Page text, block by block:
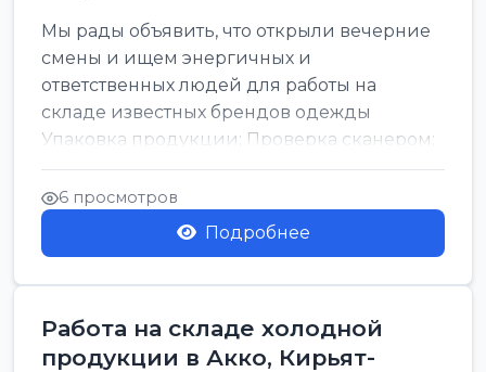
Мы рады объявить, что открыли вечерние
смены и ищем энергичных и
ответственных людей для работы на
складе известных брендов одежды
Упаковка продукции; Проверка сканером;
Сбор заказов. График работы: С...
6 просмотров
Подробнее
Работа на складе холодной
продукции в Акко, Кирьят-